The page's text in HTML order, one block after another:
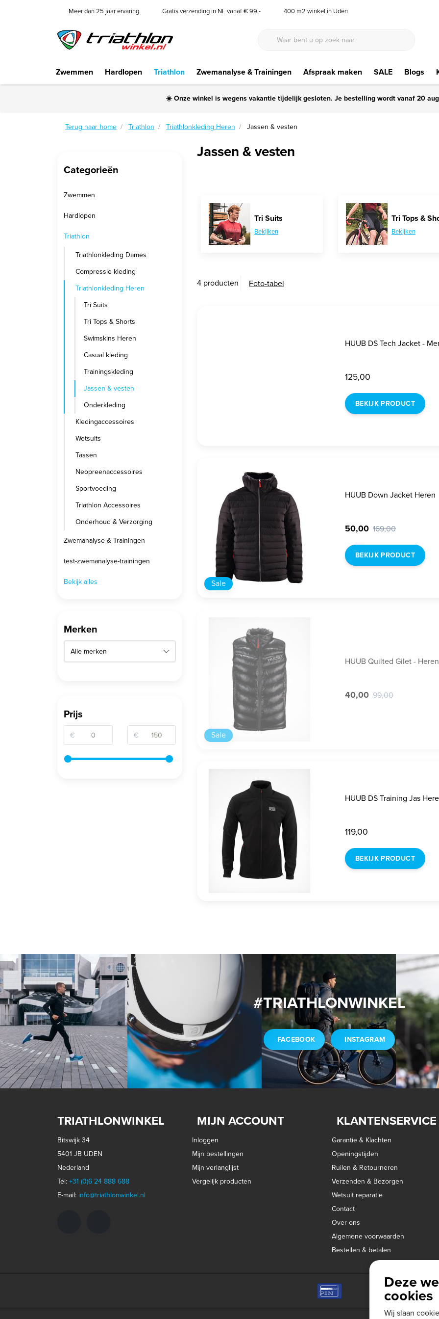
Meer dan 25 jaar ervaring Gratis verzending in NL vanaf € 99,- 400 m2 winkel in Uden
Zwemmen Hardlopen Triathlon Zwemanalyse & Trainingen Afspraak maken SALE Blogs
☀️ Onze winkel is wegens vakantie tijdelijk gesloten. Je bestelling wordt vanaf 20
Terug naar home Triathlon Triathlonkleding Heren Jassen & vesten
Jassen & vesten
Tri Suits
Bekijken
Tri Tops &
Bekijken
4 producten Foto-tabel
HUUB DS Tech Jacket -
125,00
BEKIJK PRODUCT
Sale
HUUB Down Jacket Heren
50,00 169,00
BEKIJK PRODUCT
Sale
HUUB Quilted Gilet - Heren
40,00 99,00
HUUB DS Training Jas
119,00
BEKIJK PRODUCT
Categorieën
Zwemmen
Hardlopen
Triathlon
Triathlonkleding Dames
Compressie kleding
Triathlonkleding Heren
Tri Suits
Tri Tops & Shorts
Swimskins Heren
Casual kleding
Trainingskleding
Jassen & vesten
Onderkleding
Kledingaccessoires
Wetsuits
Tassen
Neopreenaccessoires
Sportvoeding
Triathlon Accessoires
Onderhoud & Verzorging
Zwemanalyse & Trainingen
test-zwemanalyse-trainingen
Bekijk alles
Merken
Prijs
€ €
#TRIATHLONWINKEL
FACEBOOK INSTAGRAM
TRIATHLONWINKEL
Bitswijk 34
5401 JB UDEN
Nederland
Tel:+31 (0)6 24 888 688
E-mail: info@triathlonwinkel.nl
MIJN ACCOUNT
Inloggen
Mijn bestellingen
Mijn verlanglijst
Vergelijk producten
KLANTENSERVICE
Garantie & Klachten
Openingstijden
Ruilen & Retourneren
Verzenden & Bezorgen
Wetsuit reparatie
Contact
Over ons
Algemene voorwaarden
Bestellen & betalen
Deze
cookies
Wij slaan